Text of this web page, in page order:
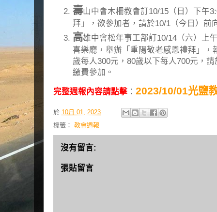
壽山中會木柵教會訂10/15（日）下午
拜」，欲參加者，請於10/1（今日）前
高雄中會松年事工部訂10/14（六）上
喜樂廳，舉辦「重陽敬老感恩禮拜」，
歲每人300元，80歲以下每人700元，
繳費參加。
完整週報內容請點擊 ： 2023/10/01光鹽
於 10月 01, 2023
標籤： 教會週報
沒有留言:
張貼留言